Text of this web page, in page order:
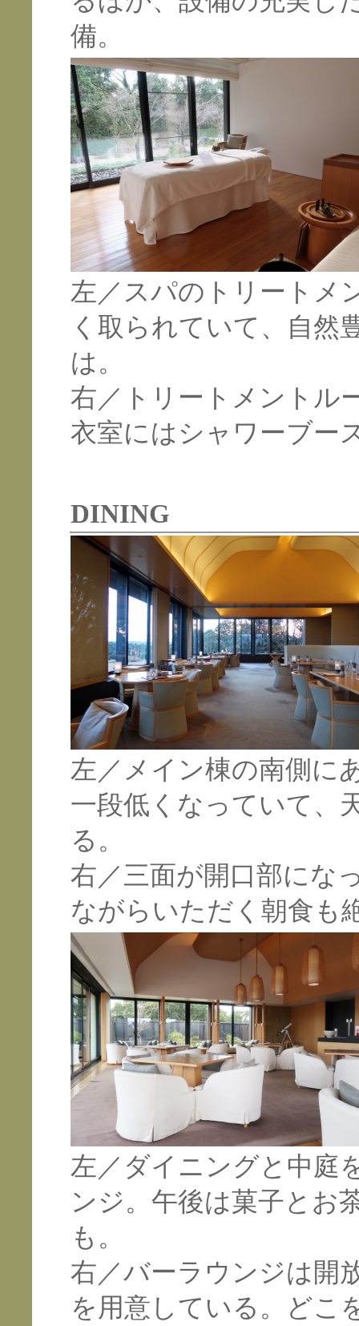
備。
左／スパのトリートメ
く取られていて、自然
は。
右／トリートメントル
衣室にはシャワーブー
DINING
左／メイン棟の南側に
一段低くなっていて、
る。
右／三面が開口部にな
ながらいただく朝食も
左／ダイニングと中庭
ンジ。午後は菓子とお
も。
右／バーラウンジは開
を用意している。どこ